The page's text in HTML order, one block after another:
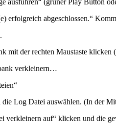
erfolgreich abgeschlossen.“
mit der rechten Maustaste
verkleinern…
Log Datei auswählen. (In der
verkleinern auf“ klicken und die